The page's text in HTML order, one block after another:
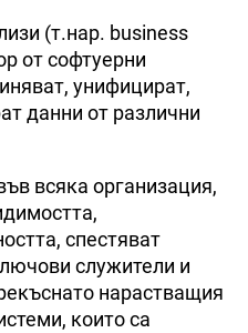
(т.нар. business
от софтуерни
унифицират,
данни от различни
всяка организация,
спестяват
служители и
нарастващия
които са